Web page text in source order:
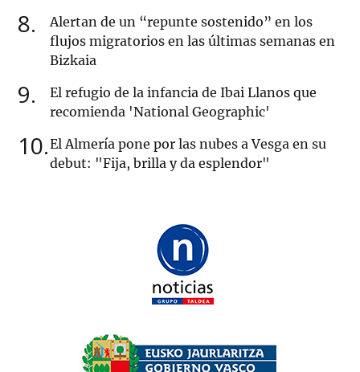
8
Alertan de un “repunte sostenido” en los
flujos migratorios en las últimas semanas en
Bizkaia
9
El refugio de la infancia de Ibai Llanos que
recomienda 'National Geographic'
10 El Almería pone por las nubes a Vesga en su
debut: "Fija, brilla y da esplendor"